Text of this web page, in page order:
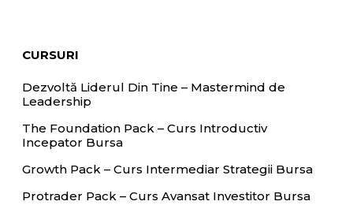
CURSURI
Dezvoltă Liderul Din Tine – Mastermind de
Leadership
The Foundation Pack – Curs Introductiv
Incepator Bursa
Growth Pack – Curs Intermediar Strategii Bursa
Protrader Pack – Curs Avansat Investitor Bursa